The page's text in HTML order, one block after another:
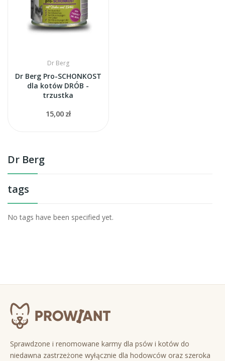
Dr Berg
tags
No tags have been specified yet.
Dr Berg
Dr Berg Pro-SCHONKOST
dla kotów DRÓB -
trzustka
15,00 zł
Sprawdzone i renomowane karmy dla psów i kotów do
niedawna zastrzeżone wyłącznie dla hodowców oraz szeroka